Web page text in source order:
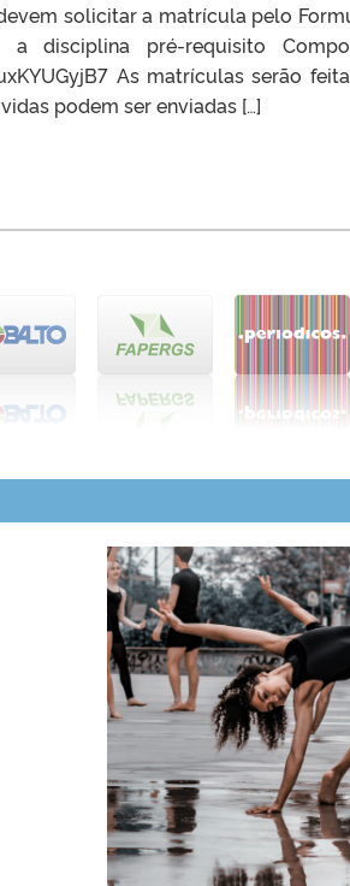
solicitar a matrícula pelo
disciplina pré-requisito
As matrículas serão
podem ser enviadas […]